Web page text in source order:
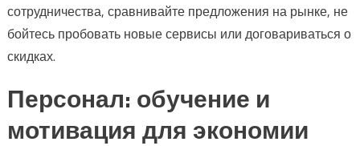
сотрудничества, сравнивайте предложения на рынке, не
бойтесь пробовать новые сервисы или договариваться о
скидках.
Персонал: обучение и
мотивация для экономии